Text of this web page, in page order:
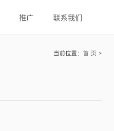
推广 联系我们
当前位置： 首 页 >